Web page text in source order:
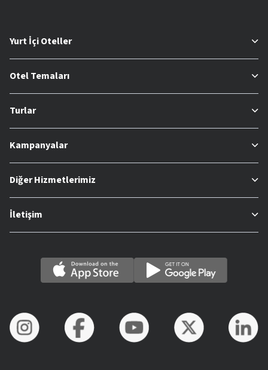
Yurt İçi Oteller
Otel Temaları
Turlar
Kampanyalar
Diğer Hizmetlerimiz
İletişim